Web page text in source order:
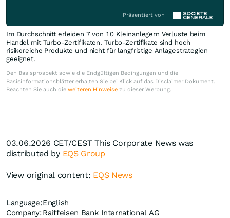
Präsentiert von
Im Durchschnitt erleiden 7 von 10 Kleinanlegern Verluste beim
Handel mit Turbo-Zertifikaten. Turbo-Zertifikate sind hoch
risikoreiche Produkte und nicht für langfristige Anlagestrategien
geeignet.
Den Basisprospekt sowie die Endgültigen Bedingungen und die
Basisinformationsblätter erhalten Sie bei Klick auf das Disclaimer Dokument.
Beachten Sie auch die weiteren Hinweise zu dieser Werbung.
03.06.2026 CET/CEST This Corporate News was
distributed by EQS Group
View original content: EQS News
Language:English
Company:Raiffeisen Bank International AG